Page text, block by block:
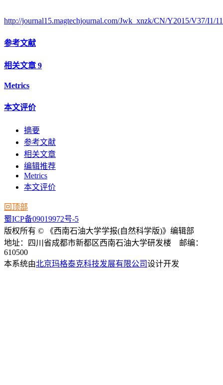
http://journal15.magtechjournal.com/Jwk_xnzk/CN/Y2015/V37/I1/11
参考文献
相关文章 9
Metrics
本文评价
摘要
参考文献
相关文章
编辑推荐
Metrics
本文评价
回顶部
蜀ICP备09019972号-5
版权所有 © 《西南石油大学学报(自然科学版)》编辑部
地址：四川省成都市新都区西南石油大学研发楼 邮编：
610500
本系统由北京玛格泰克科技发展有限公司设计开发